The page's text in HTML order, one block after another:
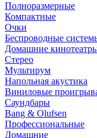
Полноразмерные
Компактные
Очки
Беспроводные
Домашние
Стерео
Мультирум
Напольная акустика
Виниловые
Саундбары
Bang & Olufsen
Профессиональные
Домашние